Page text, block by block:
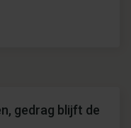
gedrag blijft de